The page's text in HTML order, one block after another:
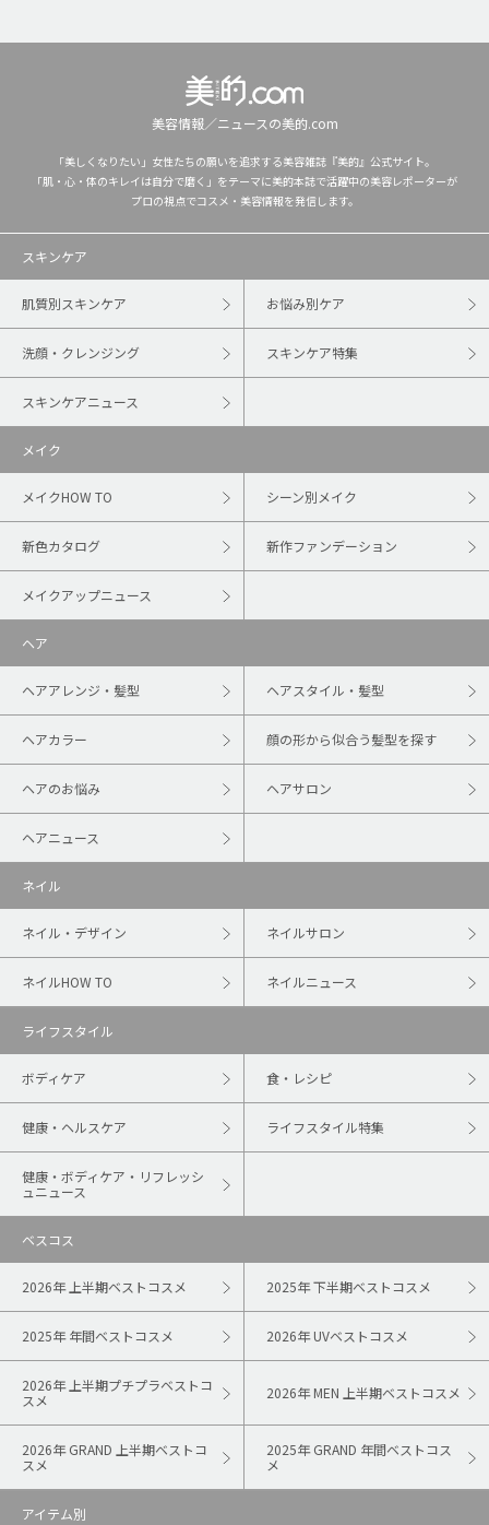
美容情報／ニュースの美的.com
「美しくなりたい」女性たちの願いを追求する美容雑誌『美的』公式サイト。
「肌・心・体のキレイは自分で磨く」をテーマに美的本誌で活躍中の美容レポーターが
プロの視点でコスメ・美容情報を発信します。
スキンケア
肌質別スキンケア お悩み別ケア
洗顔・クレンジング スキンケア特集
スキンケアニュース
メイク
メイクHOW TO シーン別メイク
新色カタログ 新作ファンデーション
メイクアップニュース
ヘア
ヘアアレンジ・髪型 ヘアスタイル・髪型
ヘアカラー 顔の形から似合う髪型を探す
ヘアのお悩み ヘアサロン
ヘアニュース
ネイル
ネイル・デザイン ネイルサロン
ネイルHOW TO ネイルニュース
ライフスタイル
ボディケア 食・レシピ
健康・ヘルスケア ライフスタイル特集
健康・ボディケア・リフレッシ
ュニュース
ベスコス
2026年 上半期ベストコスメ 2025年 下半期ベストコスメ
2025年 年間ベストコスメ 2026年 UVベストコスメ
2026年 上半期プチプラベストコ
スメ
2026年 MEN 上半期ベストコスメ
2026年 GRAND 上半期ベストコ
スメ
2025年 GRAND 年間ベストコス
メ
アイテム別